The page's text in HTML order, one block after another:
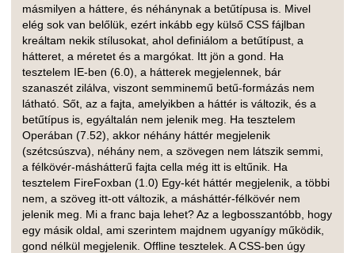
másmilyen a háttere, és néhánynak a betűtípusa is. Mivel
elég sok van belőlük, ezért inkább egy külső CSS fájlban
kreáltam nekik stílusokat, ahol definiálom a betűtípust, a
hátteret, a méretet és a margókat. Itt jön a gond. Ha
tesztelem IE-ben (6.0), a hátterek megjelennek, bár
szanaszét zilálva, viszont semminemű betű-formázás nem
látható. Sőt, az a fajta, amelyikben a háttér is változik, és a
betűtípus is, egyáltalán nem jelenik meg. Ha tesztelem
Operában (7.52), akkor néhány háttér megjelenik
(szétcsúszva), néhány nem, a szövegen nem látszik semmi,
a félkövér-máshátterű fajta cella még itt is eltűnik. Ha
tesztelem FireFoxban (1.0) Egy-két háttér megjelenik, a többi
nem, a szöveg itt-ott változik, a másháttér-félkövér nem
jelenik meg. Mi a franc baja lehet? Az a legbosszantóbb, hogy
egy másik oldal, ami szerintem majdnem ugyanígy működik,
gond nélkül megjelenik. Offline tesztelek. A CSS-ben úgy